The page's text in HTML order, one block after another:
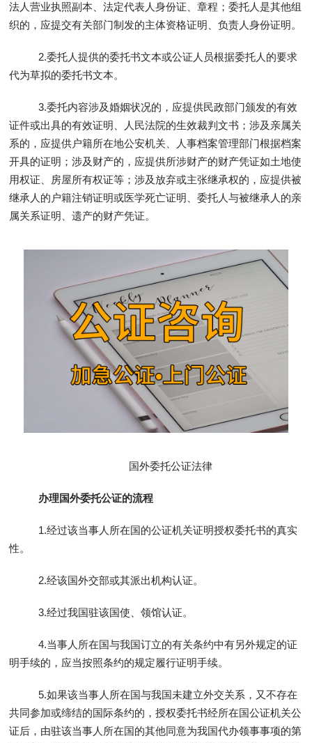
法人营业执照副本、法定代表人身份证、章程；委托人是其他组
织的，应提交有关部门制发的主体资格证明、负责人身份证明。
2.委托人提供的委托书文本或公证人员根据委托人的要求
代为草拟的委托书文本。
3.委托内容涉及婚姻状况的，应提供民政部门颁发的有效
证件或出具的有效证明、人民法院的生效裁判文书；涉及亲属关
系的，应提供户籍所在地公安机关、人事档案管理部门根据档案
开具的证明；涉及财产的，应提供所涉财产的财产凭证如土地使
用权证、房屋所有权证等；涉及放弃或主张继承权的，应提供被
继承人的户籍注销证明或医学死亡证明、委托人与被继承人的亲
属关系证明、遗产的财产凭证。
国外委托公证法律
办理国外委托公证的流程
1.经过该当事人所在国的公证机关证明授权委托书的真实
性。
2.经该国外交部或其派出机构认证。
3.经过我国驻该国使、领馆认证。
4.当事人所在国与我国订立的有关条约中有另外规定的证
明手续的，应当按照条约的规定履行证明手续。
5.如果该当事人所在国与我国未建立外交关系，又不存在
共同参加或缔结的国际条约的，授权委托书经所在国公证机关公
证后，由驻该当事人所在国的其他同意为我国代办领事事项的第